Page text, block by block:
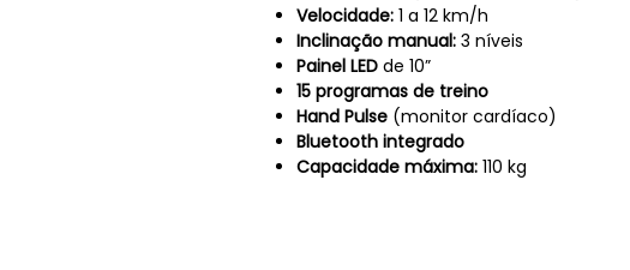
Velocidade: 1 a 12 km/h
Inclinação manual: 3 níveis
Painel LED de 10”
15 programas de treino
Hand Pulse (monitor cardíaco)
Bluetooth integrado
Capacidade máxima: 110 kg